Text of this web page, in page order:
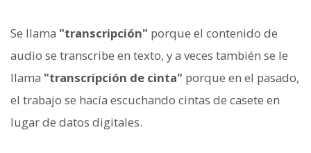
Se llama "transcripción" porque el contenido de
audio se transcribe en texto, y a veces también se le
llama "transcripción de cinta" porque en el pasado,
el trabajo se hacía escuchando cintas de casete en
lugar de datos digitales.